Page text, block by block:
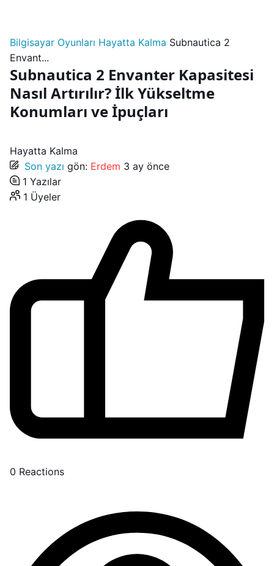
Bilgisayar Oyunları Hayatta Kalma Subnautica 2
Envant...
Subnautica 2 Envanter Kapasitesi
Nasıl Artırılır? İlk Yükseltme
Konumları ve İpuçları
Hayatta Kalma
Son yazı gön: Erdem 3 ay önce
1 Yazılar
1 Üyeler
0 Reactions